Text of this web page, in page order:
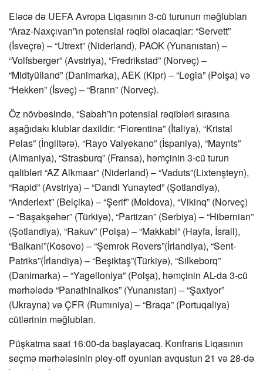
Eləcə də UEFA Avropa Liqasının 3-cü turunun məğlubları
“Araz-Naxçıvan”ın potensial rəqibi olacaqlar: “Servett”
(İsveçrə) – “Utrext” (Niderland), PAOK (Yunanıstan) –
“Volfsberger” (Avstriya), “Fredrikstad” (Norveç) –
“Midtyülland” (Danimarka), AEK (Kipr) – “Legia” (Polşa) və
“Hekken” (İsveç) – “Brann” (Norveç).
Öz növbəsində, “Sabah”ın potensial rəqibləri sırasına
aşağıdakı klublar daxildir: “Fiorentina” (İtaliya), “Kristal
Pelas” (İngiltərə), “Rayo Valyekano” (İspaniya), “Maynts”
(Almaniya), “Strasburq” (Fransa), həmçinin 3-cü turun
qalibləri “AZ Alkmaar” (Niderland) – “Vaduts”(Lixtenşteyn),
“Rapid” (Avstriya) – “Dandi Yunayted” (Şotlandiya),
“Anderlext” (Belçika) – “Şerif” (Moldova), “Vikinq” (Norveç)
– “Başakşəhər” (Türkiyə), “Partizan” (Serbiya) – “Hibernian”
(Şotlandiya), “Rakuv” (Polşa) – “Makkabi” (Hayfa, İsrail),
“Balkani”(Kosovo) – “Şemrok Rovers”(İrlandiya), “Sent-
Patriks”(İrlandiya) – “Beşiktaş”(Türkiyə), “Silkeborq”
(Danimarka) – “Yagelloniya” (Polşa), həmçinin AL-da 3-cü
mərhələdə “Panathinaikos” (Yunanıstan) – “Şaxtyor”
(Ukrayna) və ÇFR (Rumıniya) – “Braqa” (Portuqaliya)
cütlərinin məğlubları.
Püşkatma saat 16:00-da başlayacaq. Konfrans Liqasının
seçmə mərhələsinin pley-off oyunları avqustun 21 və 28-də